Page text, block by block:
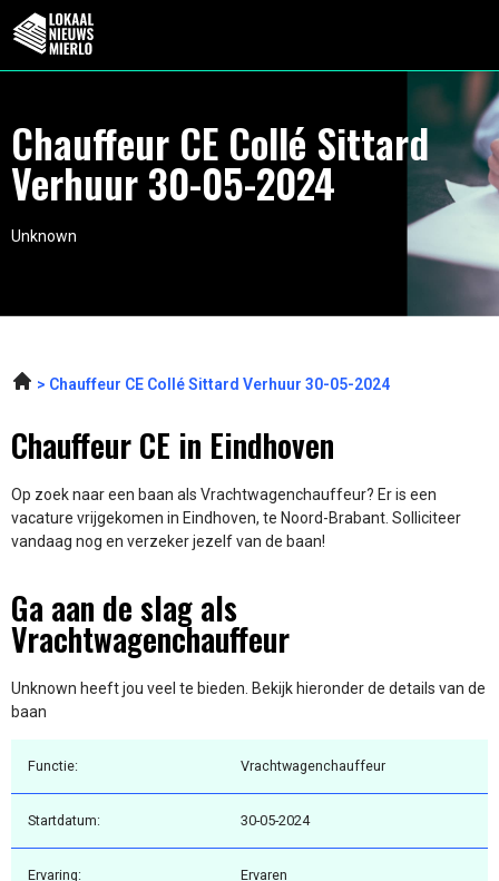
Chauffeur CE Collé Sittard
Verhuur 30-05-2024
Unknown
Chauffeur CE Collé Sittard Verhuur 30-05-2024
Chauffeur CE in Eindhoven
Op zoek naar een baan als Vrachtwagenchauffeur? Er is een
vacature vrijgekomen in Eindhoven, te Noord-Brabant. Solliciteer
vandaag nog en verzeker jezelf van de baan!
Ga aan de slag als
Vrachtwagenchauffeur
Unknown heeft jou veel te bieden. Bekijk hieronder de details van de
baan
Functie: Vrachtwagenchauffeur
Startdatum: 30-05-2024
Ervaring: Ervaren